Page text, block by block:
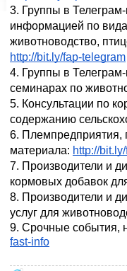
3. Группы в
информацией по
http://bit.ly/fap-telegram
4. Группы в
семинарах по
5. Консультации по
содержанию
6. Племпредприятия,
материала: http://
7. Производители и
кормовых добавок
8. Производители и
услуг для
9. Срочные события,
fast-info